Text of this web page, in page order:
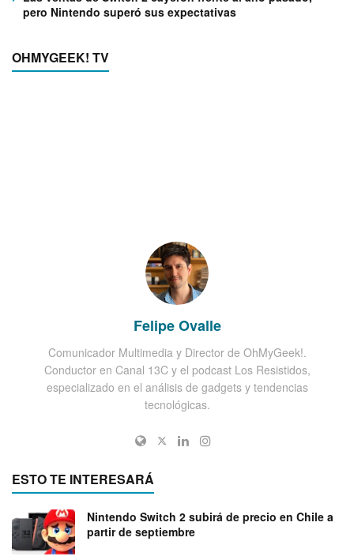
pero Nintendo superó sus expectativas
OHMYGEEK! TV
Felipe Ovalle
Comunicador Multimedia y Director de OhMyGeek!.
Conductor en Canal 13C y el podcast Los Resistidos,
especializado en el análisis de gadgets y tendencias
tecnológicas.
ESTO TE INTERESARÁ
Nintendo Switch 2 subirá de precio en Chile a
partir de septiembre